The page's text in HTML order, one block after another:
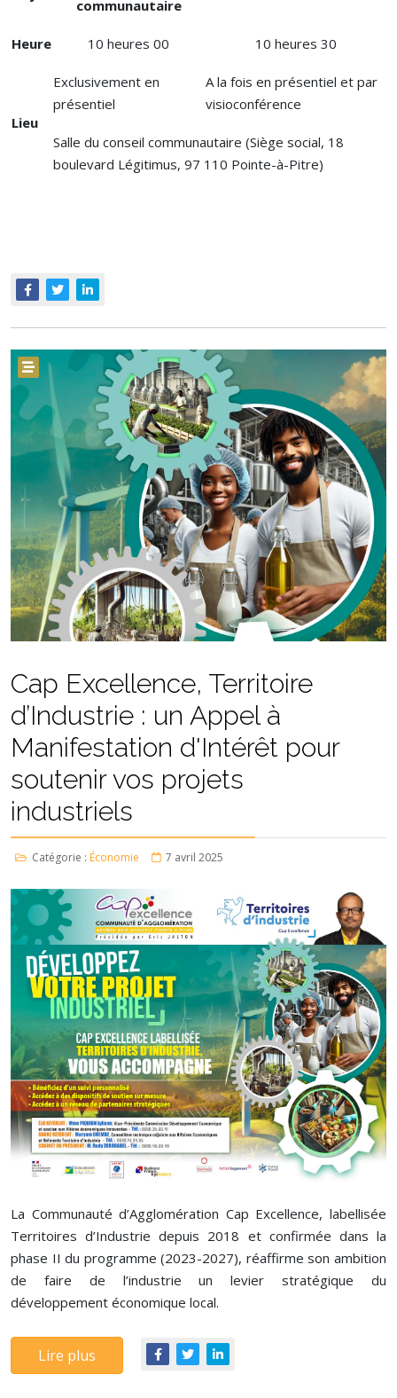
communautaire
Heure 10 heures 00 10 heures 30
Lieu
Exclusivement en
présentiel
A la fois en présentiel et par
visioconférence
Salle du conseil communautaire (Siège social, 18
boulevard Légitimus, 97 110 Pointe-à-Pitre)
Cap Excellence, Territoire
d’Industrie : un Appel à
Manifestation d'Intérêt pour
soutenir vos projets
industriels
Catégorie : Économie 7 avril 2025
La Communauté d’Agglomération Cap Excellence, labellisée
Territoires d’Industrie depuis 2018 et confirmée dans la
phase II du programme (2023-2027), réaffirme son ambition
de faire de l’industrie un levier stratégique du
développement économique local.
Lire plus